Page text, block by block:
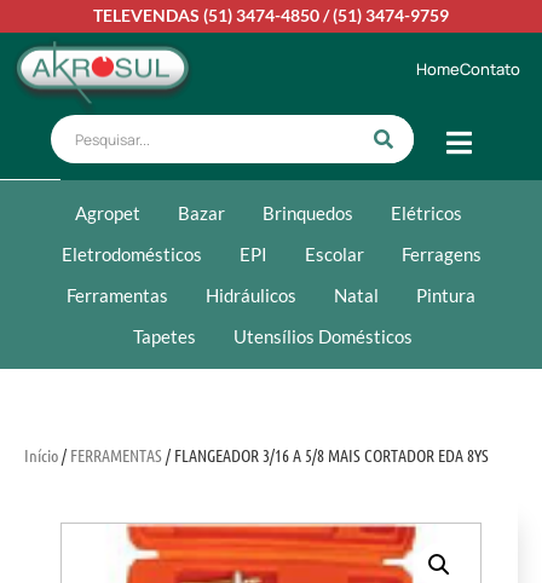
TELEVENDAS (51) 3474-4850/(51) 3474-9759
HomeContato
Agropet Bazar Brinquedos
Elétricos
Eletrodomésticos
EPI Escolar
Ferragens
Ferramentas
Hidráulicos Natal
Pintura
Tapetes
Utensílios Domésticos
Início/ FERRAMENTAS/ FLANGEADOR 3/16 A 5/8 MAIS CORTADOR EDA 8YS